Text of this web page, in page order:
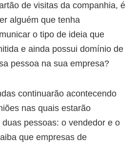
de visitas da companhia, é
alguém que tenha
o tipo de ideia que
e ainda possui domínio de
pessoa na sua empresa?
continuarão acontecendo
nas quais estarão
pessoas: o vendedor e o
que empresas de